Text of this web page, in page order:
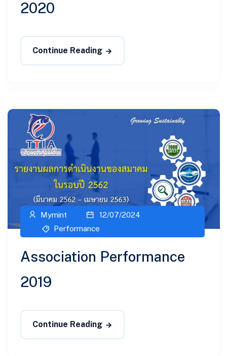
2020
Continue Reading
Mymint
12/07/2024
Performance
Association Performance
2019
Continue Reading